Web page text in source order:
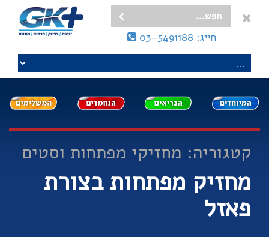
חייג: 03-5491188
קטגוריה: מחזיקי מפתחות וסטים
מחזיק מפתחות בצורת
פאזל